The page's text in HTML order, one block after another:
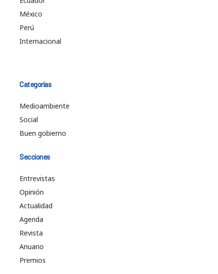
México
Perú
Internacional
Categorías
Medioambiente
Social
Buen gobierno
Secciones
Entrevistas
Opinión
Actualidad
Agenda
Revista
Anuario
Premios